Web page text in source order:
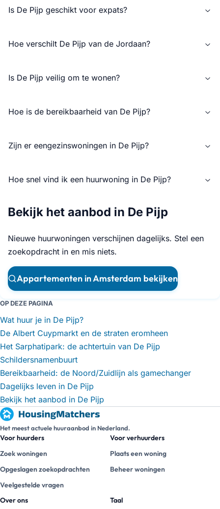
Is De Pijp geschikt voor expats?
Hoe verschilt De Pijp van de Jordaan?
Is De Pijp veilig om te wonen?
Hoe is de bereikbaarheid van De Pijp?
Zijn er eengezinswoningen in De Pijp?
Hoe snel vind ik een huurwoning in De Pijp?
Bekijk het aanbod in De Pijp
Nieuwe huurwoningen verschijnen dagelijks. Stel een
zoekopdracht in en mis niets.
Appartementen in Amsterdam bekijken
OP DEZE PAGINA
Wat huur je in De Pijp?
De Albert Cuypmarkt en de straten eromheen
Het Sarphatipark: de achtertuin van De Pijp
Schildersnamenbuurt
Bereikbaarheid: de Noord/Zuidlijn als gamechanger
Dagelijks leven in De Pijp
Bekijk het aanbod in De Pijp
Het meest actuele huuraanbod in Nederland.
Voor huurders
Zoek woningen
Opgeslagen zoekopdrachten
Veelgestelde vragen
Voor verhuurders
Plaats een woning
Beheer woningen
Over ons Taal